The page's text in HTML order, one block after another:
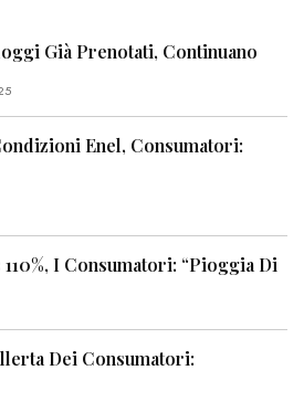
Già Prenotati, Continuano
Enel, Consumatori:
I Consumatori: “Pioggia Di
Dei Consumatori: